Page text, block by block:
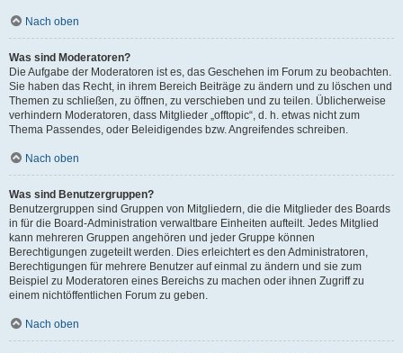
Nach oben
Was sind Moderatoren?
Die Aufgabe der Moderatoren ist es, das Geschehen im Forum zu beobachten.
Sie haben das Recht, in ihrem Bereich Beiträge zu ändern und zu löschen und
Themen zu schließen, zu öffnen, zu verschieben und zu teilen. Üblicherweise
verhindern Moderatoren, dass Mitglieder „offtopic“, d. h. etwas nicht zum
Thema Passendes, oder Beleidigendes bzw. Angreifendes schreiben.
Nach oben
Was sind Benutzergruppen?
Benutzergruppen sind Gruppen von Mitgliedern, die die Mitglieder des Boards
in für die Board-Administration verwaltbare Einheiten aufteilt. Jedes Mitglied
kann mehreren Gruppen angehören und jeder Gruppe können
Berechtigungen zugeteilt werden. Dies erleichtert es den Administratoren,
Berechtigungen für mehrere Benutzer auf einmal zu ändern und sie zum
Beispiel zu Moderatoren eines Bereichs zu machen oder ihnen Zugriff zu
einem nichtöffentlichen Forum zu geben.
Nach oben